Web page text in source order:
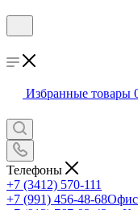
Избранные товары
Телефоны
+7 (3412) 570-111
+7 (991) 456-48-68Офис